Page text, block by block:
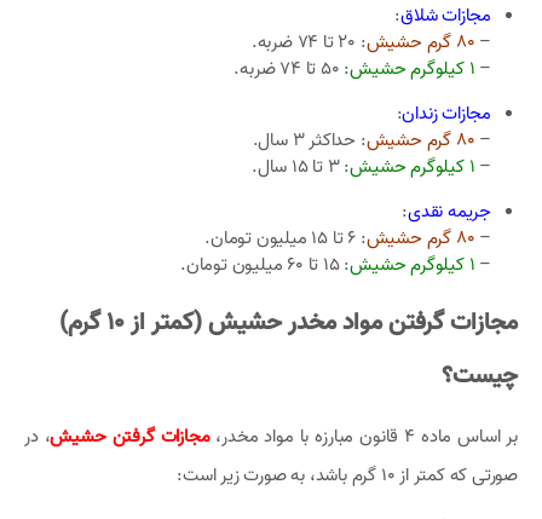
مجازات شلاق:
– 80 گرم حشیش
: 20 تا 74 ضربه.
– 1 کیلوگرم حشیش
: 50 تا 74 ضربه.
مجازات زندان:
– 80 گرم حشیش
: حداکثر 3 سال.
– 1 کیلوگرم حشیش
: 3 تا 15 سال.
جریمه نقدی:
– 80 گرم حشیش
: 6 تا 15 میلیون تومان.
– 1 کیلوگرم حشیش : 15 تا 60 میلیون تومان.
مجازات گرفتن مواد مخدر حشیش (کمتر از 10 گرم)
چیست؟
بر اساس ماده 4 قانون مبارزه با مواد مخدر، مجازات گرفتن حشیش، در
صورتی که کمتر از 10 گرم باشد، به صورت زیر است: